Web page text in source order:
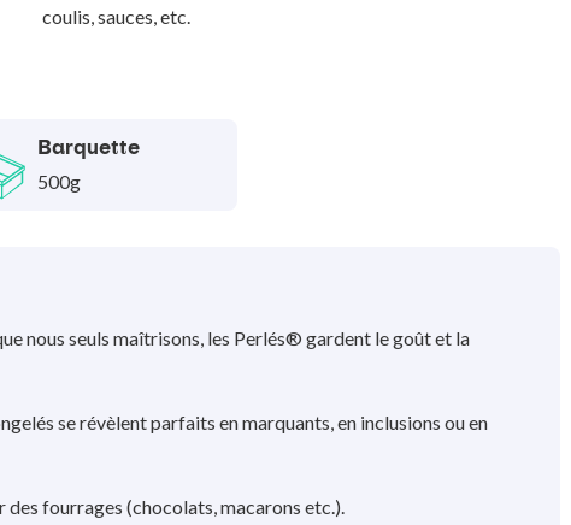
coulis, sauces, etc.
Barquette
500g
nous seuls maîtrisons, les Perlés® gardent le goût et la
se révèlent parfaits en marquants, en inclusions ou en
fourrages (chocolats, macarons etc.).